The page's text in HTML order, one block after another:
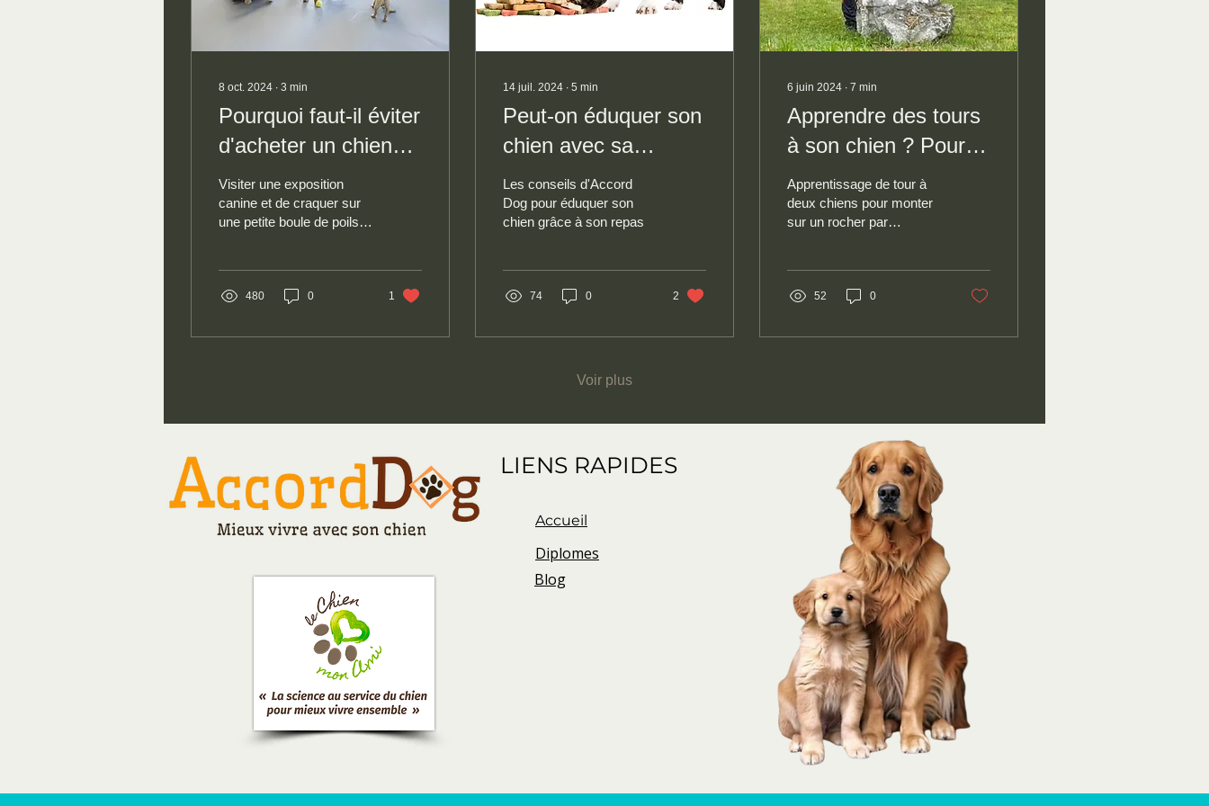
8 oct. 2024 ∙ 3 min
Pourquoi faut-il éviter
d'acheter un chien
dans un salon du
chiot ?
Visiter une exposition
canine et de craquer sur
une petite boule de poils
480 0 1
14 juil. 2024 ∙ 5 min
Peut-on éduquer son
chien avec sa
gamelle ?
Les conseils d'Accord
Dog pour éduquer son
chien grâce à son repas
74 0 2
6 juin 2024 ∙ 7 min
Apprendre des tours
à son chien ? Pour
quoi faire ?
Apprentissage de tour à
deux chiens pour monter
sur un rocher par
Dog
52 0
Voir plus
LIENS RAPIDES
Accueil
Diplomes
Blog